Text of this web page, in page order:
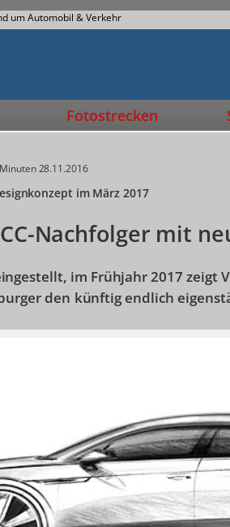
um Automobil & Verkehr
Fotostrecken
28.11.2016
im März 2017
Nachfolger mit
im Frühjahr 2017 zeigt
den künftig endlich